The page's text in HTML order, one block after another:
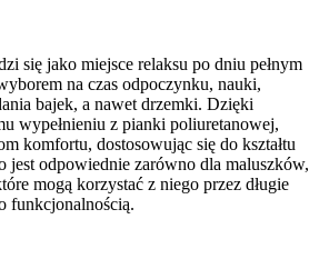
się jako miejsce relaksu po dniu pełnym
na czas odpoczynku, nauki,
bajek, a nawet drzemki. Dzięki
wypełnieniu z pianki poliuretanowej,
komfortu, dostosowując się do kształtu
jest odpowiednie zarówno dla maluszków,
mogą korzystać z niego przez długie
funkcjonalnością.